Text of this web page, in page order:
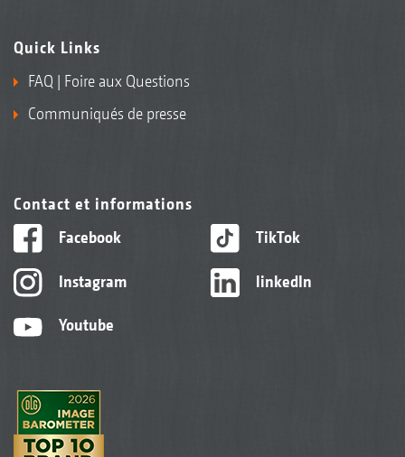
Quick Links
FAQ | Foire aux Questions
Communiqués de presse
Contact et informations
Facebook
Instagram
Youtube
TikTok
linkedIn